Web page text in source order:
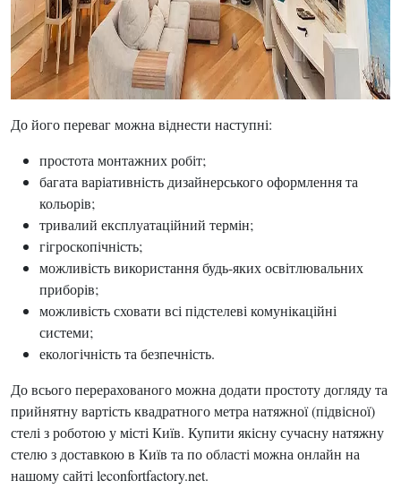
До його переваг можна віднести наступні:
простота монтажних робіт;
багата варіативність дизайнерського оформлення та
кольорів;
тривалий експлуатаційний термін;
гігроскопічність;
можливість використання будь-яких освітлювальних
приборів;
можливість сховати всі підстелеві комунікаційні
системи;
екологічність та безпечність.
До всього перерахованого можна додати простоту догляду та
прийнятну вартість квадратного метра натяжної (підвісної)
стелі з роботою у місті Київ. Купити якісну сучасну натяжну
стелю з доставкою в Київ та по області можна онлайн на
нашому сайті leconfortfactory.net.